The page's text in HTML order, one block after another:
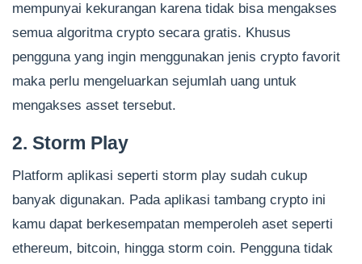
mempunyai kekurangan karena tidak bisa mengakses
semua algoritma crypto secara gratis. Khusus
pengguna yang ingin menggunakan jenis crypto favorit
maka perlu mengeluarkan sejumlah uang untuk
mengakses asset tersebut.
2. Storm Play
Platform aplikasi seperti storm play sudah cukup
banyak digunakan. Pada aplikasi tambang crypto ini
kamu dapat berkesempatan memperoleh aset seperti
ethereum, bitcoin, hingga storm coin. Pengguna tidak